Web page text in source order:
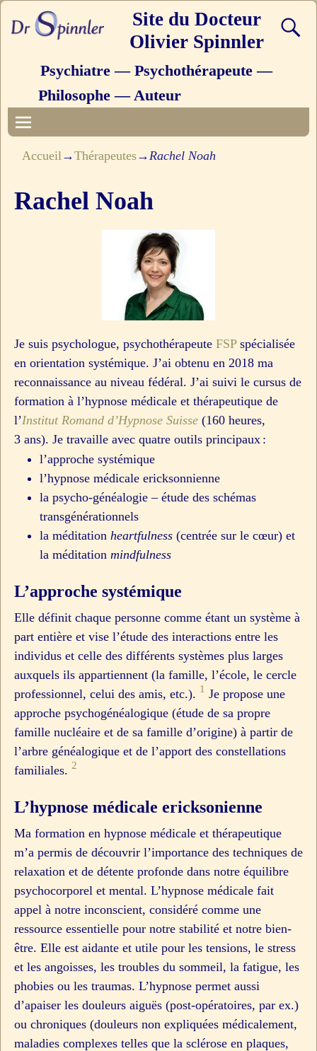
Site du Docteur
Olivier Spinnler
Psychiatre — Psychothérapeute —
Philosophe — Auteur
Accueil →Thérapeutes→ Rachel Noah
Rachel Noah
Je suis psychologue, psychothérapeute FSPspécialisée
en orientation systémique. J’ai obtenu en 2018 ma
reconnaissance au niveau fédéral. J’ai suivi le cursus de
formation à l’hypnose médicale et thérapeutique de
l’Institut Romand d’Hypnose Suisse(160 heures,
3 ans). Je travaille avec quatre outils principaux :
l’approche systémique
l’hypnose médicale ericksonnienne
la psycho-généalogie – étude des schémas
transgénérationnels
la méditation heartfulness(centrée sur le cœur) et
la méditation mindfulness
L’approche systémique
Elle définit chaque personne comme étant un système à
part entière et vise l’étude des interactions entre les
individus et celle des différents systèmes plus larges
auxquels ils appartiennent (la famille, l’école, le cercle
professionnel, celui des amis, etc.). 1 Je propose une
approche psychogénéalogique (étude de sa propre
famille nucléaire et de sa famille d’origine) à partir de
l’arbre généalogique et de l’apport des constellations
familiales. 2
L’hypnose médicale ericksonienne
Ma formation en hypnose médicale et thérapeutique
m’a permis de découvrir l’importance des techniques de
relaxation et de détente profonde dans notre équilibre
psychocorporel et mental. L’hypnose médicale fait
appel à notre inconscient, considéré comme une
ressource essentielle pour notre stabilité et notre bien-
être. Elle est aidante et utile pour les tensions, le stress
et les angoisses, les troubles du sommeil, la fatigue, les
phobies ou les traumas. L’hypnose permet aussi
d’apaiser les douleurs aiguës (post-opératoires, par ex.)
ou chroniques (douleurs non expliquées médicalement,
maladies complexes telles que la sclérose en plaques,